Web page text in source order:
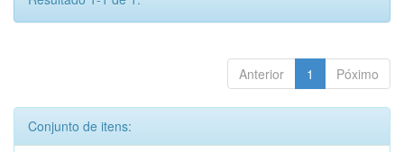
Anterior 1 Póximo
Conjunto de itens: